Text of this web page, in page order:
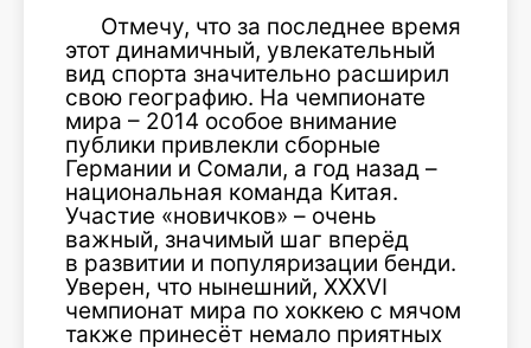
Отмечу, что за последнее время
этот динамичный, увлекательный
вид спорта значительно расширил
свою географию. На чемпионате
мира – 2014 особое внимание
публики привлекли сборные
Германии и Сомали, а год назад –
национальная команда Китая.
Участие «новичков» – очень
важный, значимый шаг вперёд
в развитии и популяризации бенди.
Уверен, что нынешний, XXXVI
чемпионат мира по хоккею с мячом
также принесёт немало приятных